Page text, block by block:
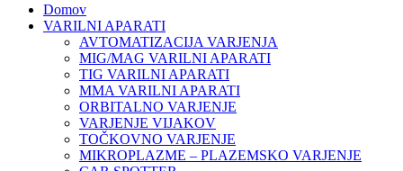
Domov
VARILNI APARATI
AVTOMATIZACIJA VARJENJA
MIG/MAG VARILNI APARATI
TIG VARILNI APARATI
MMA VARILNI APARATI
ORBITALNO VARJENJE
VARJENJE VIJAKOV
TOČKOVNO VARJENJE
MIKROPLAZME – PLAZEMSKO VARJENJE